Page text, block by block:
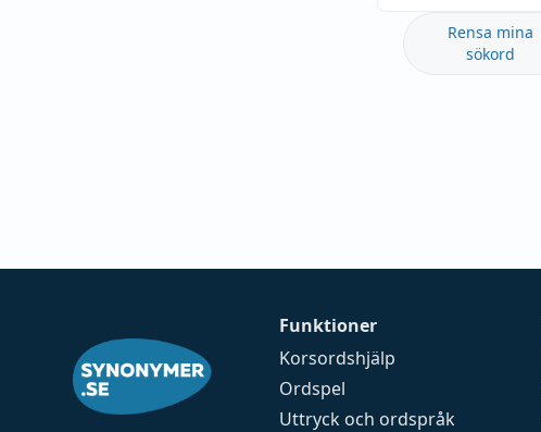
Rensa mina
sökord
Funktioner
Korsordshjälp
Ordspel
Uttryck och ordspråk